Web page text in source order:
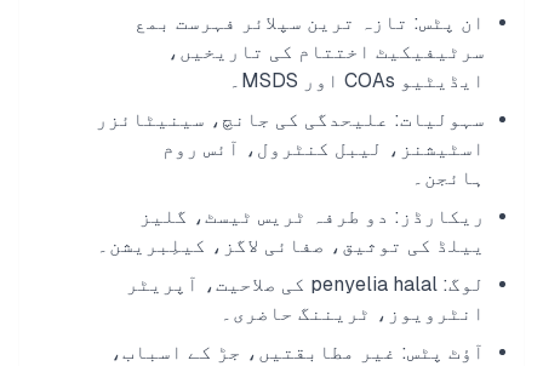
ان پٹس: تازہ ترین سپلائر فہرست بمع
سرٹیفیکیٹ اختتام کی تاریخیں،
ایڈیٹیو COAs اور MSDS۔
سہولیات: علیحدگی کی جانچ، سینیٹائزر
اسٹیشنز، لیبل کنٹرول، آئس روم
ہائجن۔
ریکارڈز: دو طرفہ ٹریس ٹیسٹ، گلیز
ییلڈ کی توثیق، صفائی لاگز، کیلِبریشن۔
لوگ: penyelia halal کی صلاحیت، آپریٹر
انٹرویوز، ٹریننگ حاضری۔
آؤٹ پٹس: غیر مطابقتیں، جڑ کے اسباب،